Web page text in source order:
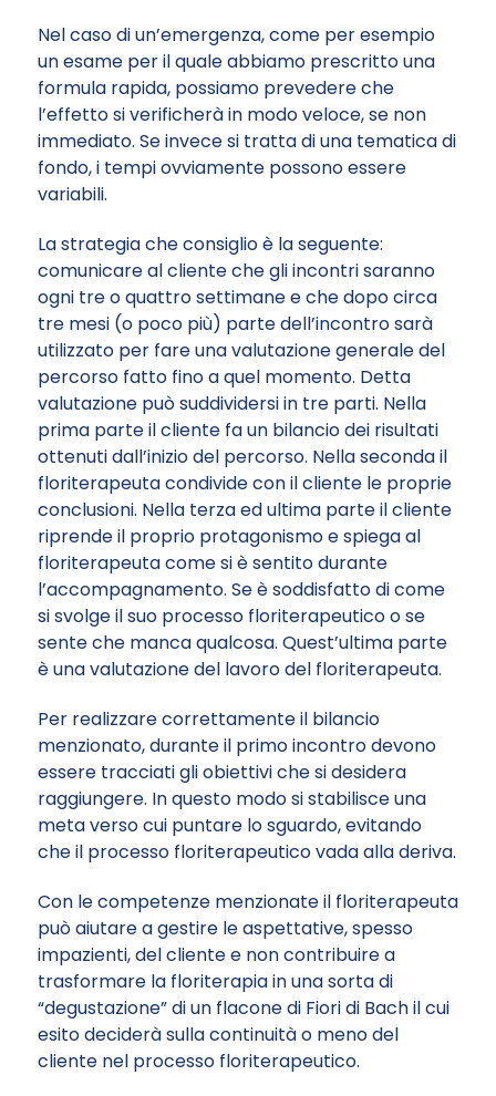
Nel caso di un’emergenza, come per esempio
un esame per il quale abbiamo prescritto una
formula rapida, possiamo prevedere che
l’effetto si verificherà in modo veloce, se non
immediato. Se invece si tratta di una tematica di
fondo, i tempi ovviamente possono essere
variabili.
La strategia che consiglio è la seguente:
comunicare al cliente che gli incontri saranno
ogni tre o quattro settimane e che dopo circa
tre mesi (o poco più) parte dell’incontro sarà
utilizzato per fare una valutazione generale del
percorso fatto fino a quel momento. Detta
valutazione può suddividersi in tre parti. Nella
prima parte il cliente fa un bilancio dei risultati
ottenuti dall’inizio del percorso. Nella seconda il
floriterapeuta condivide con il cliente le proprie
conclusioni. Nella terza ed ultima parte il cliente
riprende il proprio protagonismo e spiega al
floriterapeuta come si è sentito durante
l’accompagnamento. Se è soddisfatto di come
si svolge il suo processo floriterapeutico o se
sente che manca qualcosa. Quest’ultima parte
è una valutazione del lavoro del floriterapeuta.
Per realizzare correttamente il bilancio
menzionato, durante il primo incontro devono
essere tracciati gli obiettivi che si desidera
raggiungere. In questo modo si stabilisce una
meta verso cui puntare lo sguardo, evitando
che il processo floriterapeutico vada alla deriva.
Con le competenze menzionate il floriterapeuta
può aiutare a gestire le aspettative, spesso
impazienti, del cliente e non contribuire a
trasformare la floriterapia in una sorta di
“degustazione” di un flacone di Fiori di Bach il cui
esito deciderà sulla continuità o meno del
cliente nel processo floriterapeutico.